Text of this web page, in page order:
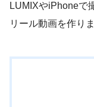
LUMIXやiPhoneで
リール動画を作り